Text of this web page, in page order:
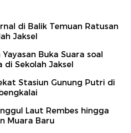
di Balik Temuan Ratusan
Jaksel
Buka Suara soal
di Sekolah Jaksel
Stasiun Gunung Putri di
Laut Rembes hingga
Muara Baru